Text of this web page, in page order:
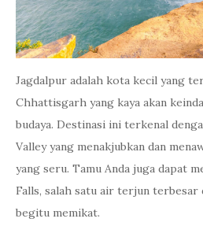
Jagdalpur adalah kota kecil yang
Chhattisgarh yang kaya akan
budaya. Destinasi ini terkenal
Valley yang menakjubkan dan
yang seru. Tamu Anda juga dapat
Falls, salah satu air terjun terbesar
begitu memikat.